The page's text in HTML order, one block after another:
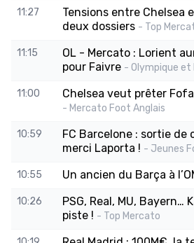
11:27
Tensions entre Chelsea
deux dossiers - Top
11:15
OL - Mercato : Lorient
pour Faivre - Olympique et
11:00 Chelsea veut prêter
- Mercato Foot Anglais
10:59
FC Barcelone : sortie de
merci Laporta ! - Jeunes
10:55 Un ancien du Barça à
10:26
PSG, Real, MU, Bayern…
piste ! - Top Mercato